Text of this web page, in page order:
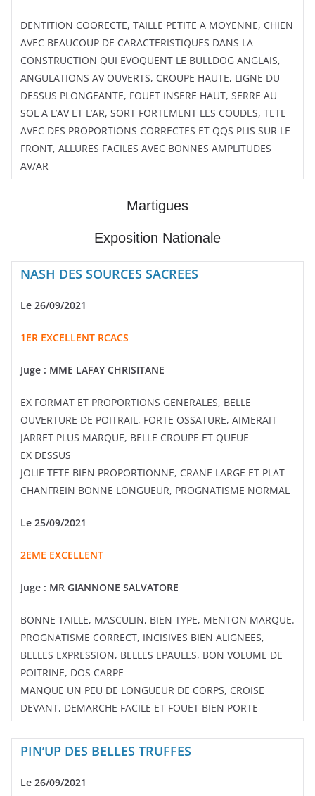
DENTITION COORECTE, TAILLE PETITE A MOYENNE, CHIEN
AVEC BEAUCOUP DE CARACTERISTIQUES DANS LA
CONSTRUCTION QUI EVOQUENT LE BULLDOG ANGLAIS,
ANGULATIONS AV OUVERTS, CROUPE HAUTE, LIGNE DU
DESSUS PLONGEANTE, FOUET INSERE HAUT, SERRE AU
SOL A L’AV ET L’AR, SORT FORTEMENT LES COUDES, TETE
AVEC DES PROPORTIONS CORRECTES ET QQS PLIS SUR LE
FRONT, ALLURES FACILES AVEC BONNES AMPLITUDES
AV/AR
Martigues
Exposition Nationale
NASH DES SOURCES SACREES
Le 26/09/2021
1ER EXCELLENT RCACS
Juge : MME LAFAY CHRISITANE
EX FORMAT ET PROPORTIONS GENERALES, BELLE
OUVERTURE DE POITRAIL, FORTE OSSATURE, AIMERAIT
JARRET PLUS MARQUE, BELLE CROUPE ET QUEUE
EX DESSUS
JOLIE TETE BIEN PROPORTIONNE, CRANE LARGE ET PLAT
CHANFREIN BONNE LONGUEUR, PROGNATISME NORMAL
Le 25/09/2021
2EME EXCELLENT
Juge : MR GIANNONE SALVATORE
BONNE TAILLE, MASCULIN, BIEN TYPE, MENTON MARQUE.
PROGNATISME CORRECT, INCISIVES BIEN ALIGNEES,
BELLES EXPRESSION, BELLES EPAULES, BON VOLUME DE
POITRINE, DOS CARPE
MANQUE UN PEU DE LONGUEUR DE CORPS, CROISE
DEVANT, DEMARCHE FACILE ET FOUET BIEN PORTE
PIN’UP DES BELLES TRUFFES
Le 26/09/2021